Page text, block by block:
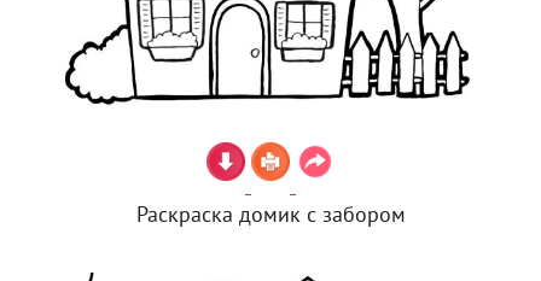
Раскраска домик с забором